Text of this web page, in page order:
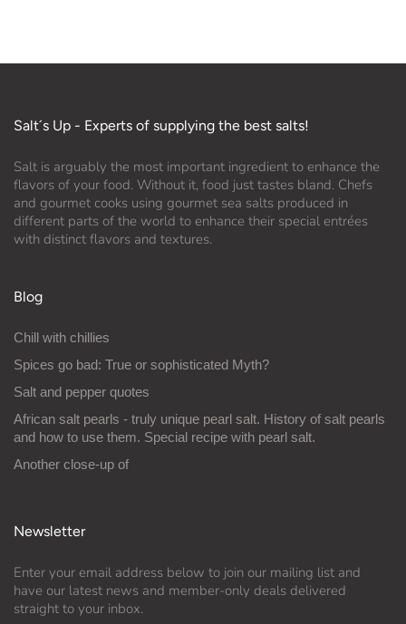
Salt´s Up - Experts of supplying the best salts!
Salt is arguably the most important ingredient to enhance the
flavors of your food. Without it, food just tastes bland. Chefs
and gourmet cooks using gourmet sea salts produced in
different parts of the world to enhance their special entrées
with distinct flavors and textures.
Blog
Chill with chillies
Spices go bad: True or sophisticated Myth?
Salt and pepper quotes
African salt pearls - truly unique pearl salt. History of salt pearls
and how to use them. Special recipe with pearl salt.
Another close-up of
Newsletter
Enter your email address below to join our mailing list and
have our latest news and member-only deals delivered
straight to your inbox.